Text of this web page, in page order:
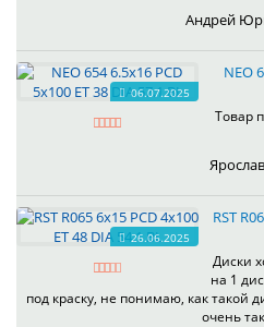
Андрей
06.07.2025
NEO
Товар
26.06.2025
RST
Диски
на 1
под краску, не понимаю, как такой
очень